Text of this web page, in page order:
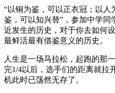
“以铜为鉴，可以正衣冠；以人
鉴，可以知兴替”，参加中学
近发生的历史，对于你去如何
最鲜活最有借鉴意义的历史。
人生是一场马拉松，起跑的那
完1/4以后，选手们的距离就拉
机此时已荡然无存了。